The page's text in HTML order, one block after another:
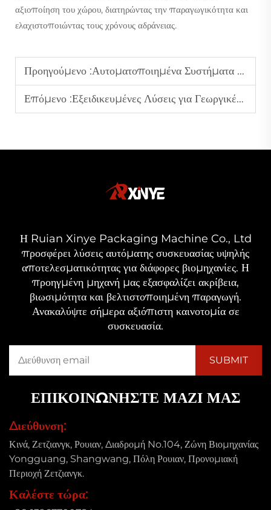
αξιοποίηση του χώρου, διατηρώντας την παραγωγικότητα και
ελαχιστοποιώντας τους χρόνους αδράνειας.
Προηγούμενο :Αυτοματοποιημένα Συστήματα Οδήγησης Ιμάντων: Εξασφαλίζοντας Τέλεια Ευθυγράμμιση στις Διαδικασίες Κατασκευής Σακούλας
Επόμενο :Εξειδικευμένες Λύσεις για Γεωργικές Μεμβράνες: Απαιτήσεις Ανθεκτικότητας και Προστασίας από Υπεριώδη Ακτινοβολία
Η Ruian Xinye Packaging Machine Co., Ltd
προσφέρει λύσεις αυτόματης συσκευασίας υψηλής
αποτελεσματικότητας για διάφορες βιομηχανίες. Η
προηγμένη μηχανή μας εξασφαλίζει ακρίβεια,
βιωσιμότητα και βελτιστοποιημένη παραγωγή.
Ανακαλύψτε σήμερα αξιόπιστη καινοτομία σε
συσκευασία.
ΕΠΙΚΟΙΝΩΝΉΣΤΕ ΜΑΖΊ ΜΑΣ
Διεύθυνση:
Κινά, Ζετζιανγκ, Ρουιαν, Διαδρομή No.104, Ζώνη Βιομηχανίας
Yongguang, Shangwang, Πόλη Ρουιαν, Προνομιακή
Περιοχή Ζετζιανγκ.
Καλέστε τώρα: